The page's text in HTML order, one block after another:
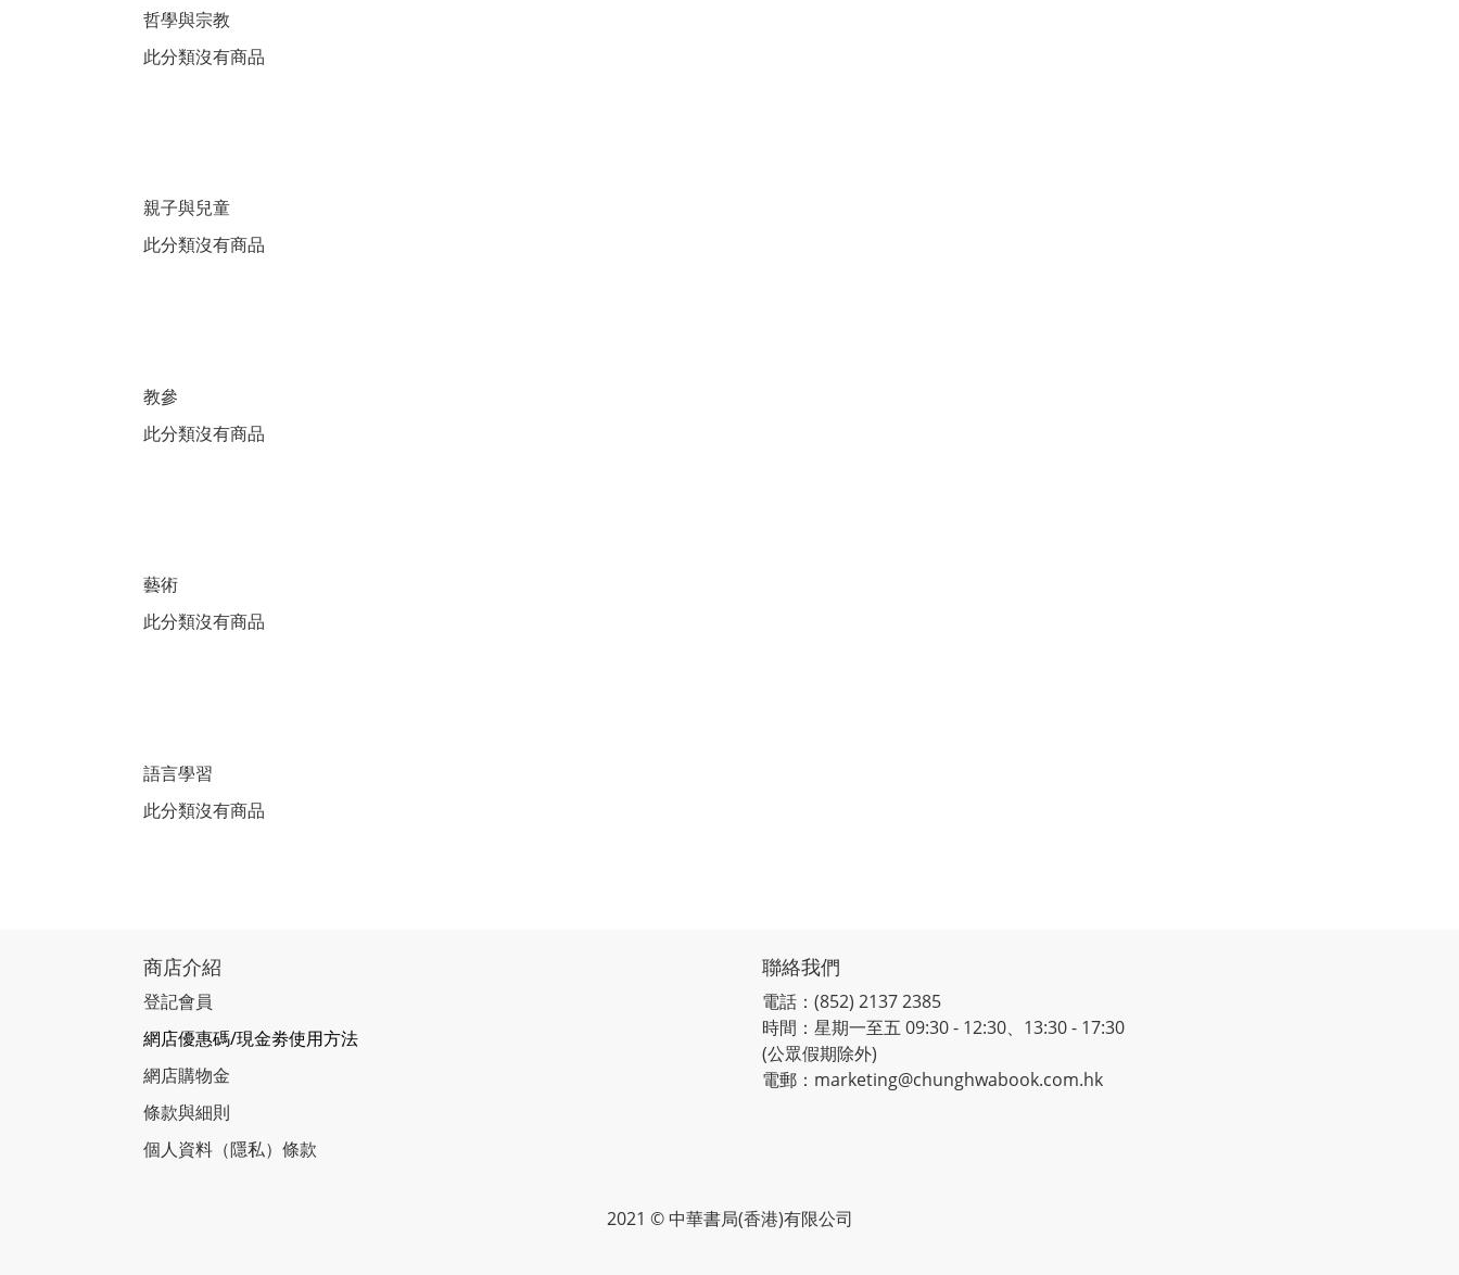
哲學與宗教
此分類沒有商品
親子與兒童
此分類沒有商品
教參
此分類沒有商品
藝術
此分類沒有商品
語言學習
此分類沒有商品
商店介紹
登記會員
網店優惠碼/現金劵使用方法
網店購物金
條款與細則
個人資料（隱私）條款
聯絡我們
電話：(852) 2137 2385
時間：星期一至五 09:30 - 12:30、13:30 - 17:30
(公眾假期除外)
電郵：marketing@chunghwabook.com.hk
2021 © 中華書局(香港)有限公司